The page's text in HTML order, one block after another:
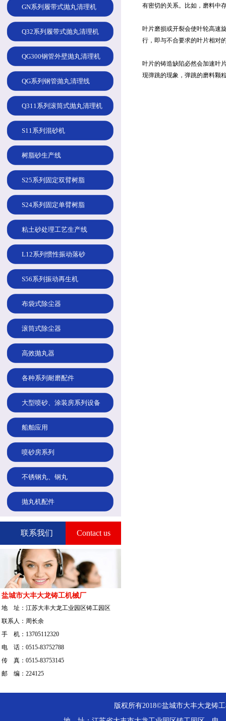
GN系列履带式抛丸清理机
Q32系列履带式抛丸清理机
QG300钢管外壁抛丸清理机
QG系列钢管抛丸清理线
Q311系列滚筒式抛丸清理机
S11系列混砂机
树脂砂生产线
S25系列固定双臂树脂
S24系列固定单臂树脂
粘土砂处理工艺生产线
L12系列惯性振动落砂
S56系列振动再生机
布袋式除尘器
滚筒式除尘器
高效抛丸器
各种系列耐磨配件
大型喷砂、涂装房系列设备
船舶应用
喷砂房系列
不锈钢丸、钢丸
抛丸机配件
联系我们 Contact us
盐城市大丰大龙铸工机械厂
地 址：江苏大丰大龙工业园区铸工园区
联系人：周长余
手 机：13705112320
电 话：0515-83752788
传 真：0515-83753145
邮 编：224125
有密切的关系。比如，磨料中
叶片磨损或开裂会使叶轮高速
行，即与不合要求的叶片相对
叶片的铸造缺陷必然会加速叶
现弹跳的现象，弹跳的磨料颗
版权所有2018©盐城市大丰大龙铸